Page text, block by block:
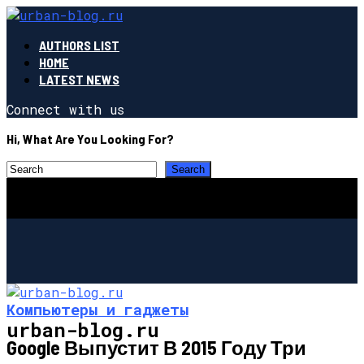
AUTHORS LIST
HOME
LATEST NEWS
Connect with us
Hi, What Are You Looking For?
urban-blog.ru
Компьютеры и гаджеты
Google Выпустит В 2015 Году Три